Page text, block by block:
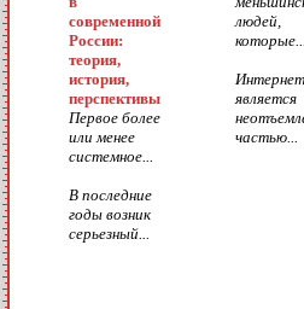
современной
России:
теория,
история,
перспективы
Первое более
или менее
системное...
В последние
годы возник
серьезный...
людей,
Интернет
является
частью...